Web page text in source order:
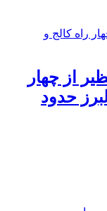
از چهار
حدود